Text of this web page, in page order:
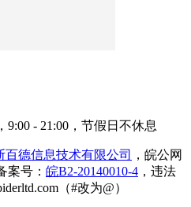
- 21:00，节假日不休息
百德信息技术有限公司
，皖公网
案号： 皖B2-20140010-4 ，违法
（#改为@）